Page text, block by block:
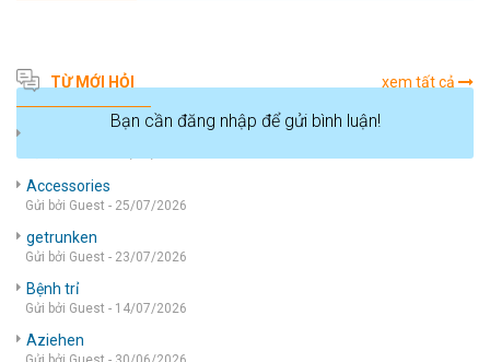
Bạn cần đăng nhập để gửi bình luận!
TỪ MỚI HỎI xem tất cả
Accessories
Gửi bởi Guest - 25/07/2026
getrunken
Gửi bởi Guest - 23/07/2026
Bệnh trỉ
Gửi bởi Guest - 14/07/2026
Aziehen